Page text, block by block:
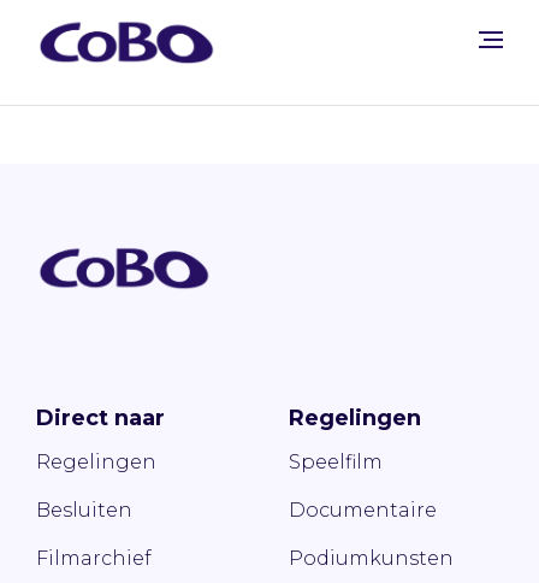
Direct naar
Regelingen
Besluiten
Filmarchief
Regelingen
Speelfilm
Documentaire
Podiumkunsten